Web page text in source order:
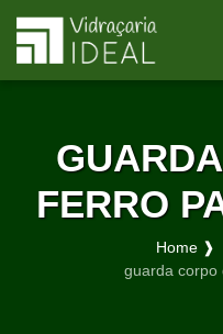
FERRO
Home ❱
guarda corpo